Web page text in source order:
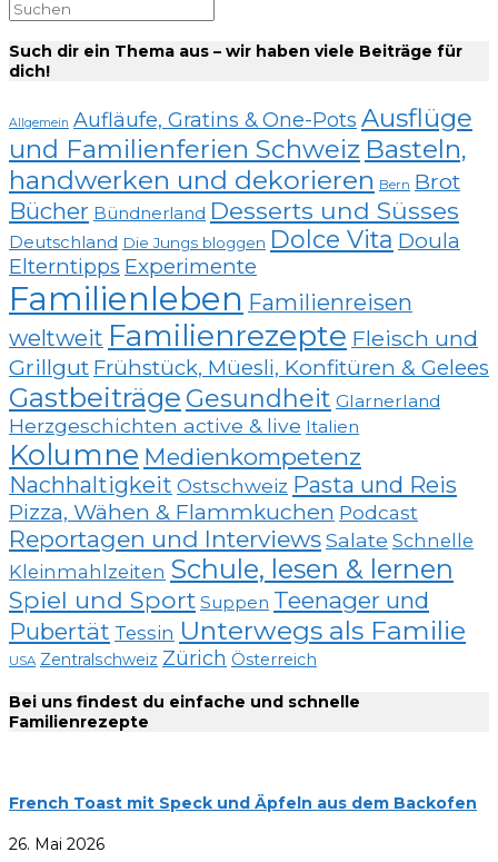
Such dir ein Thema aus – wir haben viele Beiträge für
dich!
Allgemein Aufläufe, Gratins & One-Pots Ausflüge
und Familienferien Schweiz Basteln,
handwerken und dekorieren Bern Brot
Bücher Bündnerland Desserts und Süsses
Deutschland Die Jungs bloggen Dolce Vita Doula
Elterntipps Experimente
Familienleben Familienreisen
weltweit Familienrezepte Fleisch und
Grillgut Frühstück, Müesli, Konfitüren & Gelees
Gastbeiträge Gesundheit Glarnerland
Herzgeschichten active & live Italien
Kolumne Medienkompetenz
Nachhaltigkeit Ostschweiz Pasta und Reis
Pizza, Wähen & Flammkuchen Podcast
Reportagen und InterviewsSalate Schnelle
Kleinmahlzeiten Schule, lesen & lernen
Spiel und Sport Suppen Teenager und
Pubertät Tessin Unterwegs als Familie
USA Zentralschweiz Zürich Österreich
Bei uns findest du einfache und schnelle
Familienrezepte
French Toast mit Speck und Äpfeln aus dem Backofen
26. Mai 2026